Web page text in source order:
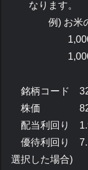
なります。
例) お米
1,000株
1,000株
銘柄コード
株価 828円
配当利回り
優待利回り
選択した場合)